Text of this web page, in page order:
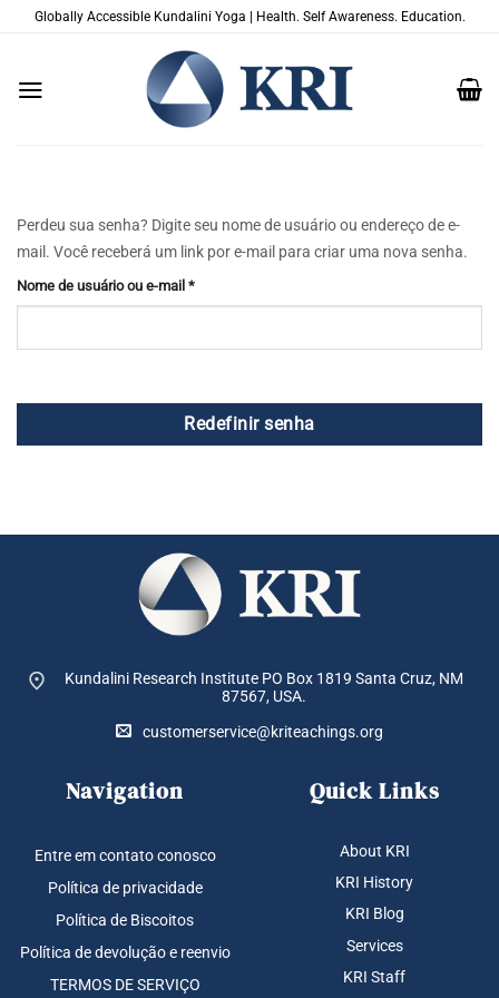
Globally Accessible Kundalini Yoga | Health. Self Awareness. Education.
Perdeu sua senha? Digite seu nome de usuário ou endereço de e-
mail. Você receberá um link por e-mail para criar uma nova senha.
Nome de usuário ou e-mail *Obrigatório
Redefinir senha
Kundalini Research Institute PO Box 1819 Santa Cruz, NM
87567, USA.
customerservice@kriteachings.org
Navigation
Entre em contato conosco
Política de privacidade
Política de Biscoitos
Política de devolução e reenvio
TERMOS DE SERVIÇO
Quick Links
About KRI
KRI History
KRI Blog
Services
KRI Staff